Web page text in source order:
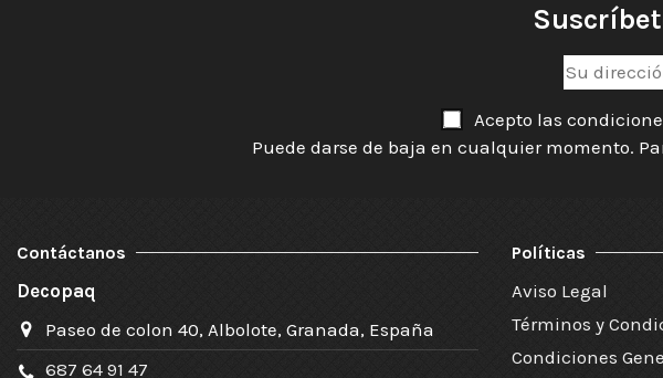
Acepto las
Puede darse de baja en cualquier momento.
Contáctanos
Decopaq
Paseo de colon 40, Albolote, Granada, España
687 64 91 47
Políticas
Aviso Legal
Términos y
Condiciones